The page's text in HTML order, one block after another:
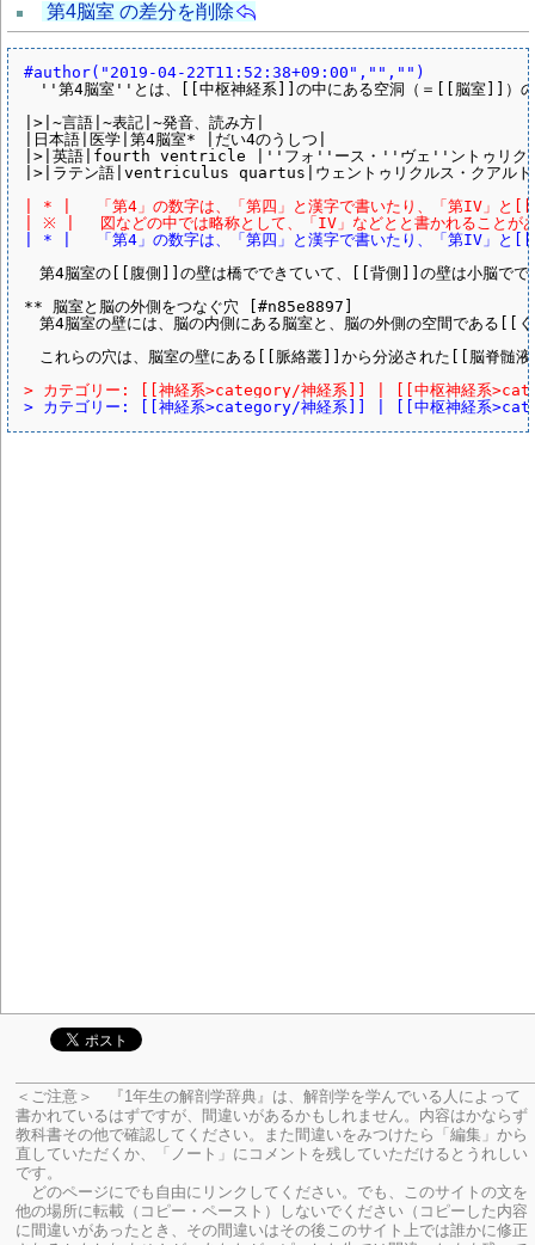
第4脳室 の差分を削除
#author("2019-04-22T11:52:38+09:00","","")
''第4脳室''とは、[[中枢神経系]]の中にある空洞（＝[[脳室]]）の
|>|~言語|~表記|~発音、読み方|
|日本語|医学|第4脳室* |だい4のうしつ|
|>|英語|fourth ventricle |''フォ''ース・''ヴェ''ントゥリク
|>|ラテン語|ventriculus quartus|ウェントゥリクルス・クアル
| * | 　「第4」の数字は、「第四」と漢字で書いたり、「第IV」
| ※ | 　図などの中では略称として、「IV」などとと書かれること
| * | 　「第4」の数字は、「第四」と漢字で書いたり、「第IV」と
第4脳室の[[腹側]]の壁は橋でできていて、[[背側]]の壁は小脳で
** 脳室と脳の外側をつなぐ穴 [#n85e8897]
第4脳室の壁には、脳の内側にある脳室と、脳の外側の空間である
これらの穴は、脳室の壁にある[[脈絡叢]]から分泌された[[脳脊髄液
> カテゴリー: [[神経系>category/神経系]] | [[中枢神経系
> カテゴリー: [[神経系>category/神経系]] | [[中枢神経系
＜ご注意＞ 『1年生の解剖学辞典』は、解剖学を学んでいる人によって
書かれているはずですが、間違いがあるかもしれません。内容はかならず
教科書その他で確認してください。
また間違いをみつけたら「編集」から
直していただくか、「ノート」にコメントを残していただけるとうれしい
です。
どのページにでも自由にリンクしてください。でも、このサイトの文を
他の場所に転載（コピー・ペースト）しないでください（コピーした内容
に間違いがあったとき、その間違いはその後このサイト上では誰かに修正